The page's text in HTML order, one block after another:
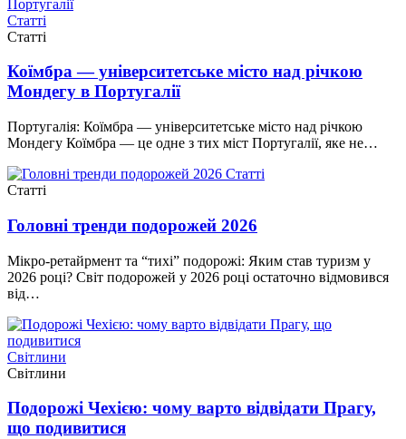
Статті
Статті
Коїмбра — університетське місто над річкою
Мондегу в Португалії
Португалія: Коїмбра — університетське місто над річкою
Мондегу Коїмбра — це одне з тих міст Португалії, яке не…
Статті
Статті
Головні тренди подорожей 2026
Мікро-ретайрмент та “тихі” подорожі: Яким став туризм у
2026 році? Світ подорожей у 2026 році остаточно відмовився
від…
Світлини
Світлини
Подорожі Чехією: чому варто відвідати Прагу,
що подивитися